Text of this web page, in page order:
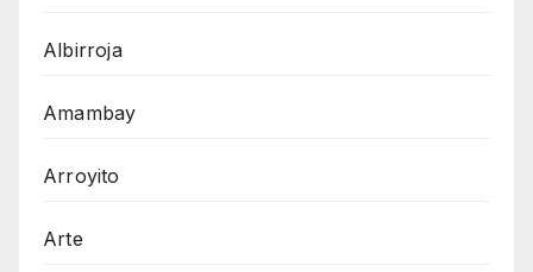
Albirroja
Amambay
Arroyito
Arte